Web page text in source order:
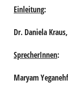
Einleitung:
Dr. Daniela Kraus
SprecherInnen:
Maryam